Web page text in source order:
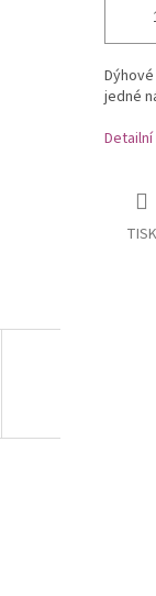
jedné
TISK